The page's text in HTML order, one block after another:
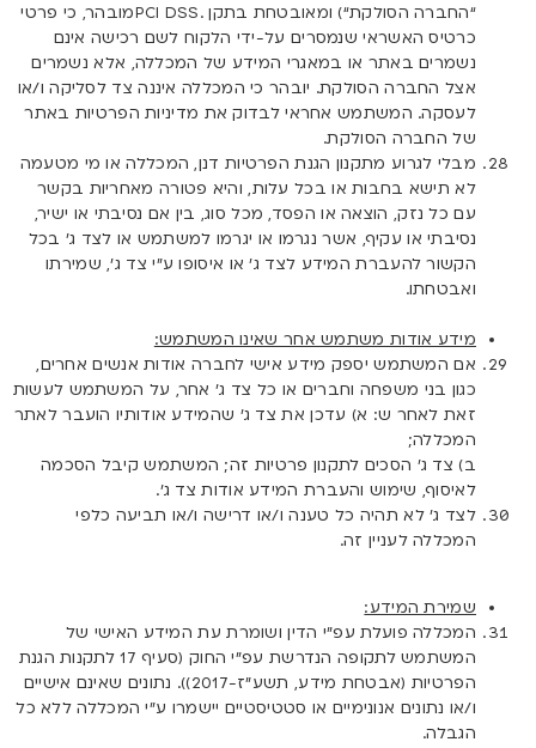
“החברה הסולקת
“) ומאובטחת בתקן .PCI DSSמובהר, כי פרטי
כרטיס האשראי שנמסרים על-ידי הלקוח לשם רכישה אינם
נשמרים באתר או במאגרי המידע של המכללה, אלא נשמרים
אצל החברה הסולקת. יובהר כי המכללה איננה צד לסליקה ו/או
לעסקה. המשתמש אחראי לבדוק את מדיניות הפרטיות באתר
של החברה הסולקת.
מבלי לגרוע מתקנון הגנת הפרטיות דנן, המכללה או מי מטעמה
לא תישא בחבות או בכל עלות, והיא פטורה מאחריות בקשר
עם כל נזק, הוצאה או הפסד, מכל סוג, בין אם נסיבתי או ישיר,
נסיבתי או עקיף, אשר נגרמו או יגרמו למשתמש או לצד ג’ בכל
הקשור להעברת המידע לצד ג’ או איסופו ע”י צד ג’, שמירתו
ואבטחתו.
מידע אודות משתמש אחר שאינו המשתמש:
אם המשתמש יספק מידע אישי לחברה אודות אנשים אחרים,
כגון בני משפחה וחברים או כל צד ג’ אחר, על המשתמש לעשות
זאת לאחר ש: א) עדכן את צד ג’ שהמידע אודותיו הועבר לאתר
המכללה;
ב) צד ג’ הסכים לתקנון פרטיות זה; המשתמש קיבל הסכמה
לאיסוף, שימוש והעברת המידע אודות צד ג’.
לצד ג’ לא תהיה כל טענה ו/או דרישה ו/או תביעה כלפי
המכללה לעניין זה.
שמירת המידע:
המכללה פועלת עפ”י הדין ושומרת עת המידע האישי של
המשתמש לתקופה הנדרשת עפ”י החוק (סעיף 17 לתקנות הגנת
הפרטיות (אבטחת מידע, תשע”ז-2017)). נתונים שאינם אישיים
ו/או נתונים אנונימיים או סטטיסטיים יישמרו ע”י המכללה ללא כל
הגבלה.